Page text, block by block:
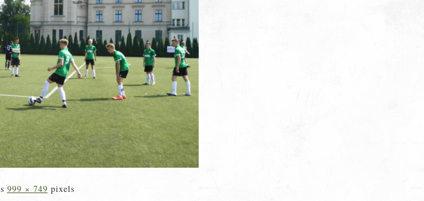
999 × 749 pixels